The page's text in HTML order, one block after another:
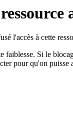
l'accès à cette
faiblesse. Si le
pour qu'on puisse